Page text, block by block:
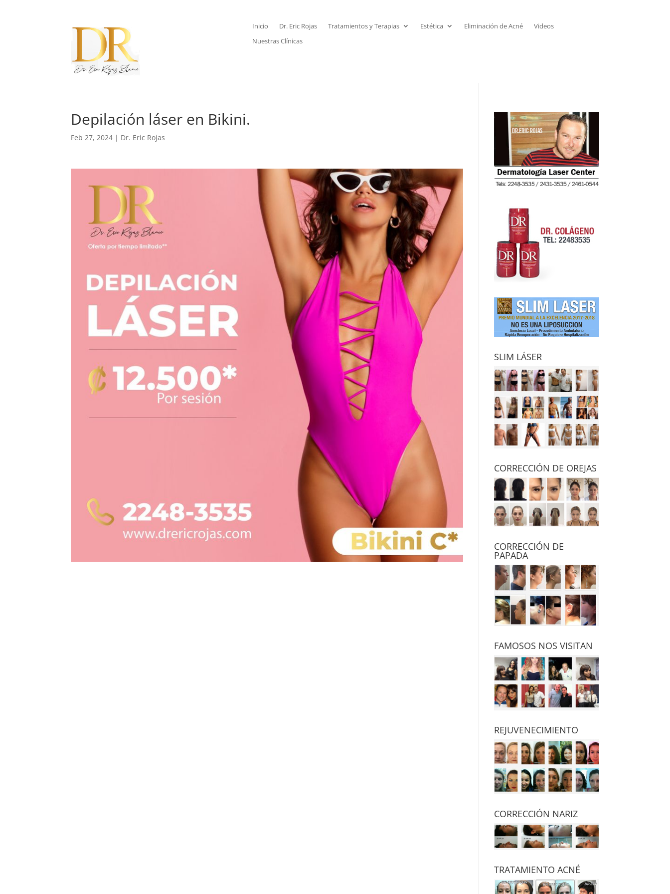
Inicio Dr. Eric Rojas Tratamientos y Terapias Estética Eliminación de Acné
Videos
Nuestras Clínicas
Depilación láser en Bikini.
Feb 27, 2024| Dr. Eric Rojas
SLIM LÁSER
CORRECCIÓN DE OREJAS
CORRECCIÓN DE
PAPADA
FAMOSOS NOS VISITAN
REJUVENECIMIENTO
CORRECCIÓN NARIZ
TRATAMIENTO ACNÉ